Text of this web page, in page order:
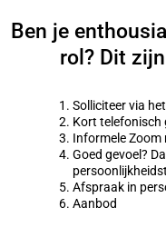
Ben je
rol? Dit
Solliciteer via
Kort telefonisch
Informele Zoom
Goed gevoel?
Afspraak in
Aanbod